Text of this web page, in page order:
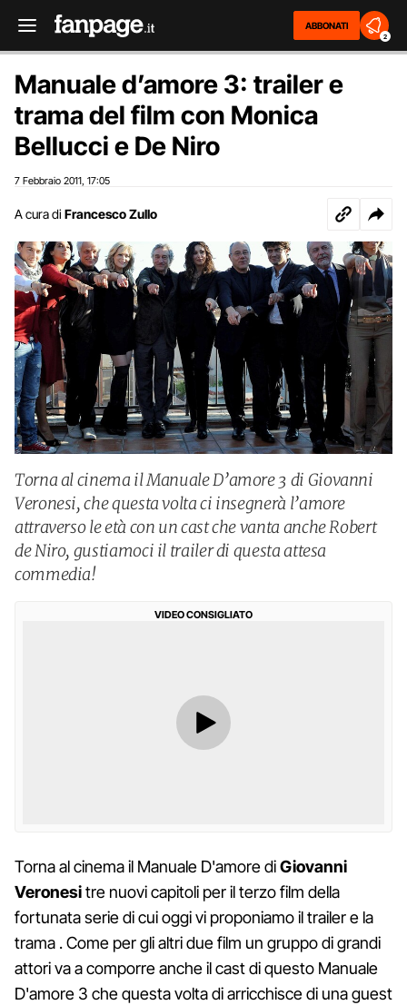
ABBONATI
2
Manuale d’amore 3: trailer e
trama del film con Monica
Bellucci e De Niro
7 Febbraio 2011 17:05
A cura di Francesco Zullo
Torna al cinema il Manuale D’amore 3 di Giovanni
Veronesi, che questa volta ci insegnerà l’amore
attraverso le età con un cast che vanta anche Robert
de Niro, gustiamoci il trailer di questa attesa
commedia!
VIDEO CONSIGLIATO
Torna al cinema il Manuale D'amore diGiovanni
Veronesitre nuovi capitoli per il terzo film della
fortunata serie di cui oggi vi proponiamo il trailer e la
trama . Come per gli altri due film un gruppo di grandi
attori va a comporre anche il cast di questo Manuale
D'amore 3 che questa volta di arricchisce di una guest